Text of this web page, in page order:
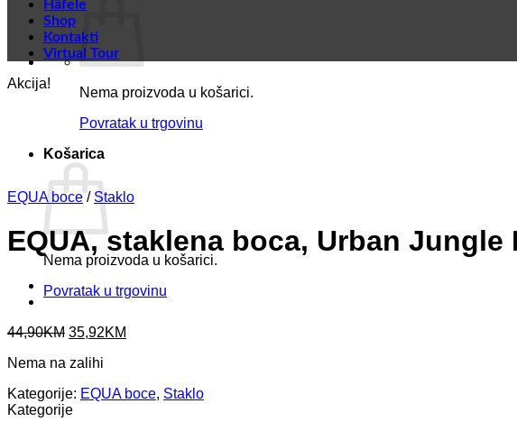
Nema proizvoda u košarici.
Povratak u trgovinu
Košarica
Nema proizvoda u košarici.
Povratak u trgovinu
Häfele
Shop
Kontakti
Virtual Tour
Akcija!
EQUA boce / Staklo
EQUA, staklena boca, Urban Jungle
44,90KM Original
was:
35,92KM
Nema na zalihi
Kategorije: EQUA boce, Staklo
Kategorije